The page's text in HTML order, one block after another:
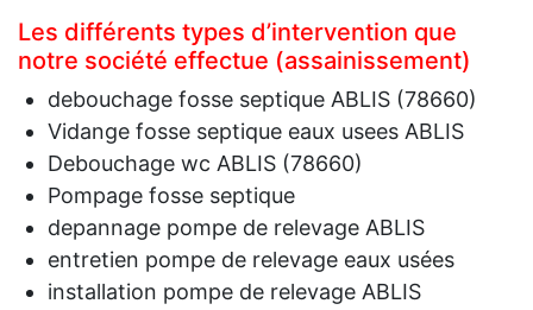
Les différents types d’intervention que
notre société effectue (assainissement)
debouchage fosse septique ABLIS (78660)
Vidange fosse septique eaux usees ABLIS
Debouchage wc ABLIS (78660)
Pompage fosse septique
depannage pompe de relevage ABLIS
entretien pompe de relevage eaux usées
installation pompe de relevage ABLIS